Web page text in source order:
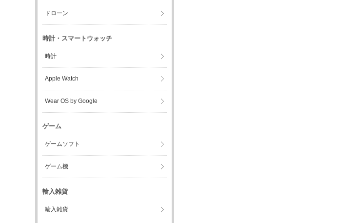
ドローン
時計・スマートウォッチ
時計
Apple Watch
Wear OS by Google
ゲーム
ゲームソフト
ゲーム機
輸入雑貨
輸入雑貨